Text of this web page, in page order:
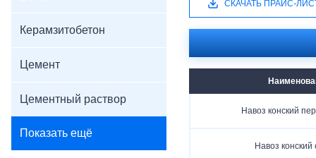
Керамзитобетон
Цемент
Цементный раствор
Показать ещё
СКАЧАТЬ ПРАЙС-
Навоз конский
Навоз конский